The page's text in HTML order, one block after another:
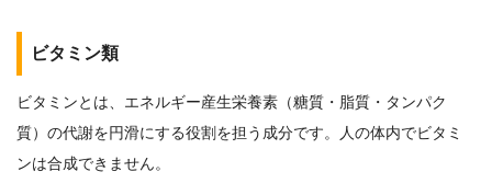
ビタミン類
ビタミンとは、エネルギー産生栄養素（糖質・脂質・タンパク
質）の代謝を円滑にする役割を担う成分です。人の体内でビタミ
ンは合成できません。